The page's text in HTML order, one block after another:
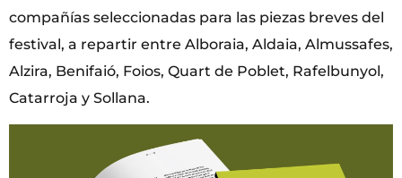
compañías seleccionadas para las piezas breves del
festival, a repartir entre Alboraia, Aldaia, Almussafes,
Alzira, Benifaió, Foios, Quart de Poblet, Rafelbunyol,
Catarroja y Sollana.